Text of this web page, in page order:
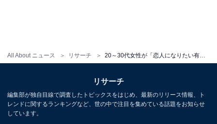
All About ニュース リサーチ
リサーチ
編集部が独自目線で調査したトピックスをはじめ、最新のリリース情報、ト
レンドに関するランキングなど、世の中で注目を集めている話題をお知らせ
しています。